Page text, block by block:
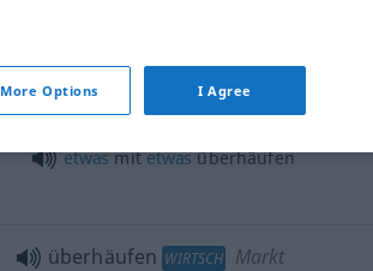
etwasmitetwasüberhäufen
überhäufen WIRTSCH Markt
More Options I Agree